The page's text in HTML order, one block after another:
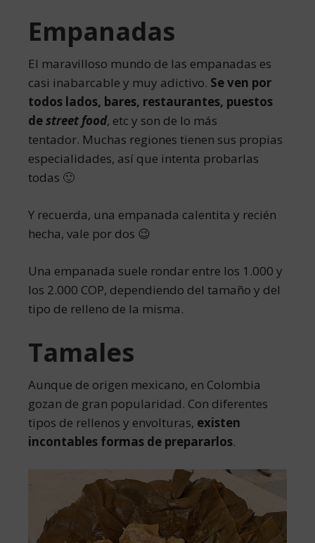
Empanadas
El maravilloso mundo de las empanadas es
casi inabarcable y muy adictivo. Se ven por
todos lados, bares, restaurantes, puestos
destreet food, etc y son de lo más
tentador. Muchas regiones tienen sus propias
especialidades, así que intenta probarlas
todas 🙂
Y recuerda, una empanada calentita y recién
hecha, vale por dos 😉
Una empanada suele rondar entre los 1.000 y
los 2.000 COP, dependiendo del tamaño y del
tipo de relleno de la misma.
Tamales
Aunque de origen mexicano, en Colombia
gozan de gran popularidad. Con diferentes
tipos de rellenos y envolturas, existen
incontables formas de prepararlos.